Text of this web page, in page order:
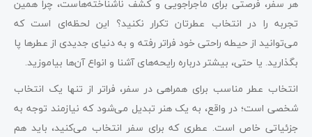
هر سفر، فرصتی برای ماجراجویی و کشف ناشناخته‌هاست، چرا همین
تجربه را در انتخاب عطرتان تکرار نکنید؟ این لحظه‌ای است که
می‌توانید از حیطه راحتی خود فراتر رفته و به دنیای جدیدی از عطرها پا
بگذارید. یا حتی، بیشتر درباره رایحه‌های آشنا و انواع آن‌ها بیاموزید.
انتخاب عطر مناسب برای همراهی در سفر، فراتر از تنها یک انتخاب
شخصی است؛ در واقع، به یک هنر تبدیل می‌شود که نیازمند توجه به
جزئیاتی خاص است. عطری که برای سفر انتخاب می‌کنید، باید هم